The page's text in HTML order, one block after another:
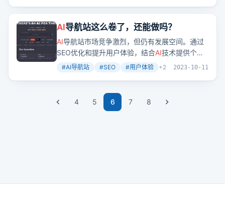
AI导航站这么卷了，还能做吗？
AI导航站市场竞争激烈，但仍有发展空间。通过
SEO优化和提升用户体验，结合AI技术提供个性
化服务，可以吸引并留住用户。
#AI导航站 #SEO #用户体验 +2 2023-10-11
4 5 6 7 8